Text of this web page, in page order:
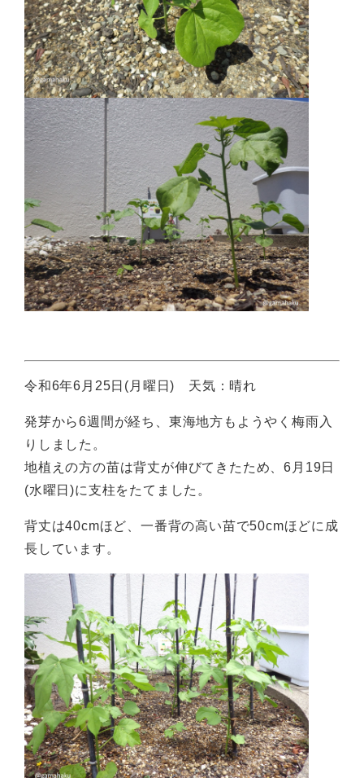
令和6年6月25日(月曜日) 天気：晴れ
発芽から6週間が経ち、東海地方もようやく梅雨入
りしました。
地植えの方の苗は背丈が伸びてきたため、6月19日
(水曜日)に支柱をたてました。
背丈は40cmほど、一番背の高い苗で50cmほどに成
長しています。